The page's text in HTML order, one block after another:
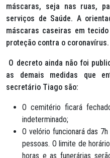
máscaras, seja nas ruas,
serviços de Saúde. A
máscaras caseiras em
proteção contra o coronavírus.
O decreto ainda não foi
as demais medidas que
secretário Tiago são:
O cemitério ficará
indeterminado;
O velório funcionará das
pessoas. O limite de
horas e as funerárias